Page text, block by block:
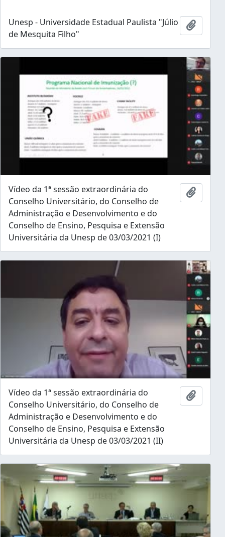
Unesp - Universidade Estadual Paulista "Júlio
de Mesquita Filho"
Add to
Vídeo da 1ª sessão extraordinária do
Conselho Universitário, do Conselho de
Administração e Desenvolvimento e do
Conselho de Ensino, Pesquisa e Extensão
Universitária da Unesp de 03/03/2021 (I)
Add to
Vídeo da 1ª sessão extraordinária do
Conselho Universitário, do Conselho de
Administração e Desenvolvimento e do
Conselho de Ensino, Pesquisa e Extensão
Universitária da Unesp de 03/03/2021 (II)
Add to